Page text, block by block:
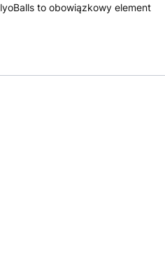
to obowiązkowy element